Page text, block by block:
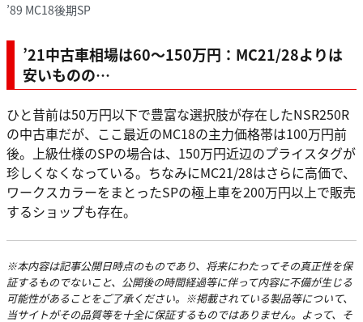
’89 MC18後期SP
’21中古車相場は60〜150万円：MC21/28よりは
安いものの…
ひと昔前は50万円以下で豊富な選択肢が存在したNSR250R
の中古車だが、ここ最近のMC18の主力価格帯は100万円前
後。上級仕様のSPの場合は、150万円近辺のプライスタグが
珍しくなくなっている。ちなみにMC21/28はさらに高価で、
ワークスカラーをまとったSPの極上車を200万円以上で販売
するショップも存在。
※本内容は記事公開日時点のものであり、将来にわたってその真正性を保
証するものでないこと、公開後の時間経過等に伴って内容に不備が生じる
可能性があることをご了承ください。※掲載されている製品等について、
当サイトがその品質等を十全に保証するものではありません。よって、そ